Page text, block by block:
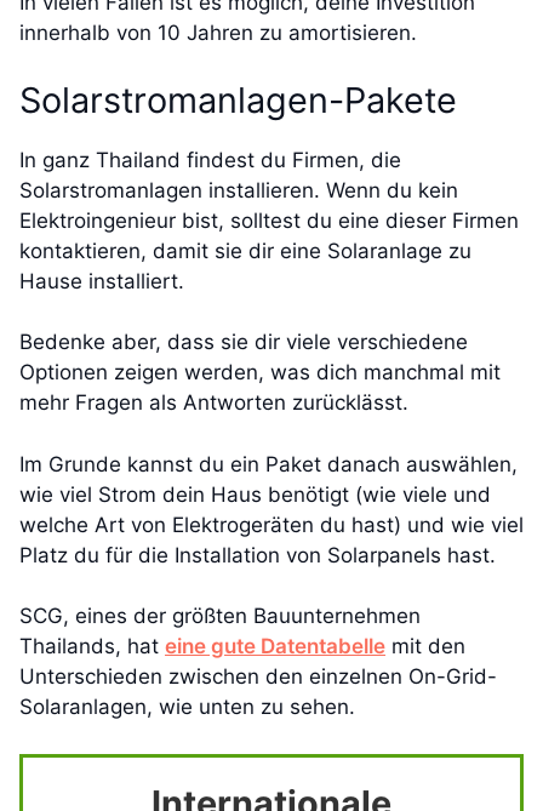
innerhalb von 10 Jahren zu amortisieren.
Solarstromanlagen-Pakete
In ganz Thailand findest du Firmen, die
Solarstromanlagen installieren. Wenn du kein
Elektroingenieur bist, solltest du eine dieser Firmen
kontaktieren, damit sie dir eine Solaranlage zu
Hause installiert.
Bedenke aber, dass sie dir viele verschiedene
Optionen zeigen werden, was dich manchmal mit
mehr Fragen als Antworten zurücklässt.
Im Grunde kannst du ein Paket danach auswählen,
wie viel Strom dein Haus benötigt (wie viele und
welche Art von Elektrogeräten du hast) und wie viel
Platz du für die Installation von Solarpanels hast.
SCG, eines der größten Bauunternehmen
Thailands, hat eine gute Datentabelle mit den
Unterschieden zwischen den einzelnen On-Grid-
Solaranlagen, wie unten zu sehen.